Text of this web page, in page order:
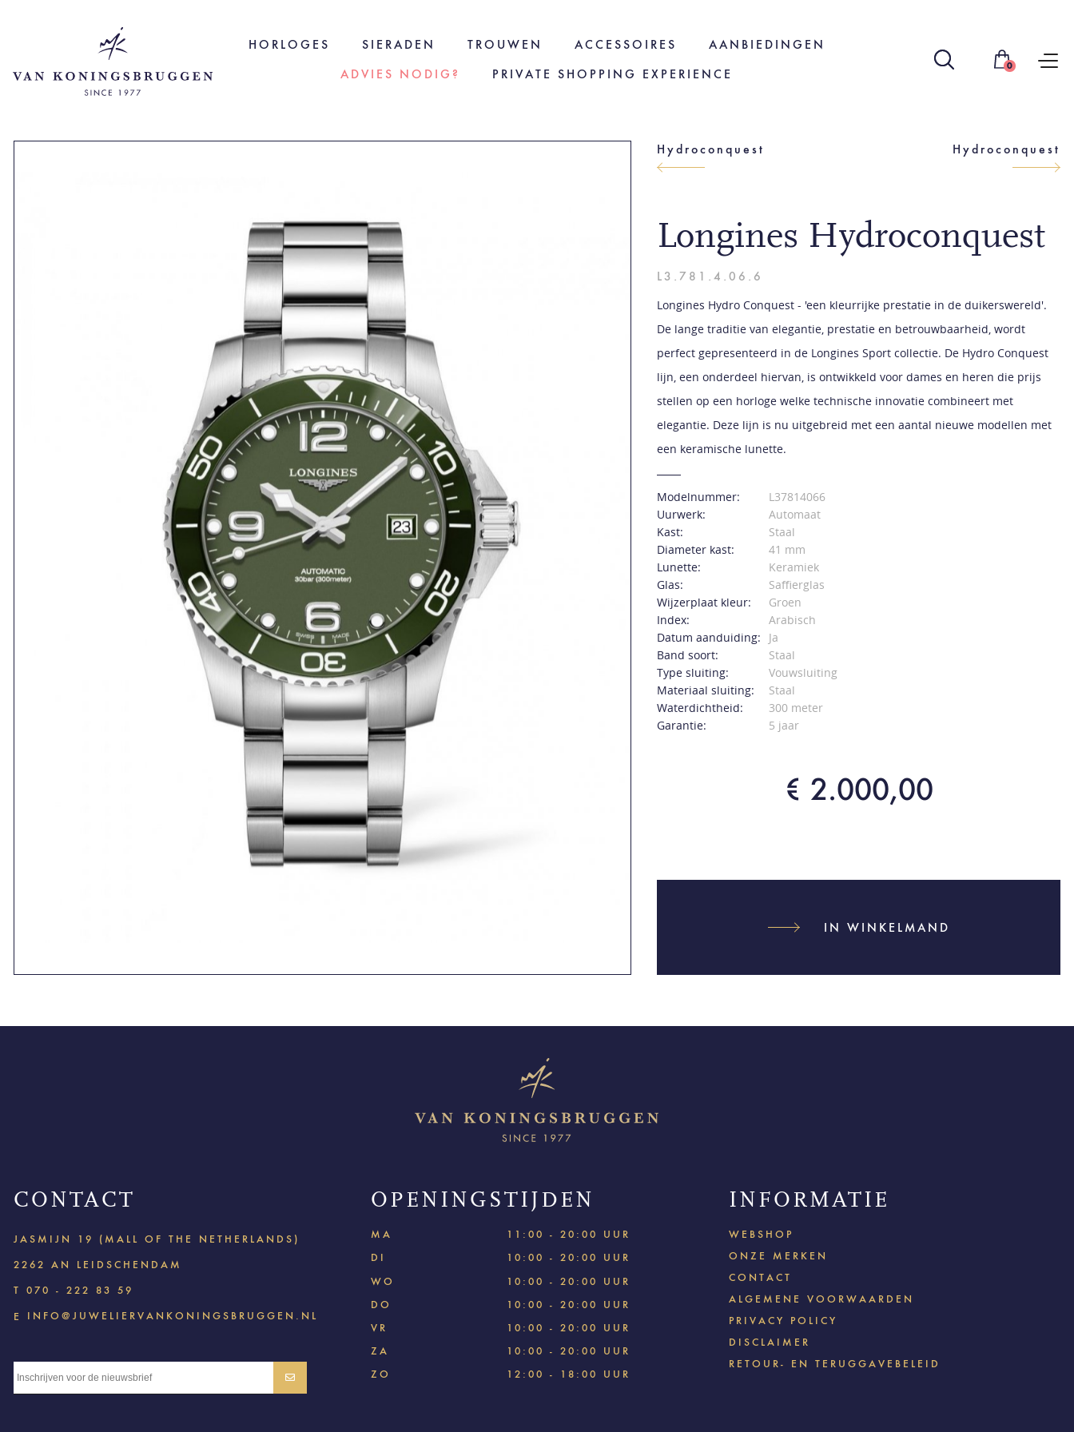
HORLOGES SIERADEN TROUWEN ACCESSOIRES
AANBIEDINGEN
ADVIES NODIG?
PRIVATE SHOPPING EXPERIENCE
0
Hydroconquest Hydroconquest
Longines Hydroconquest
L3.781.4.06.6
Longines Hydro Conquest - 'een kleurrijke prestatie in de duikerswereld'.
De lange traditie van elegantie, prestatie en betrouwbaarheid, wordt
perfect gepresenteerd in de Longines Sport collectie. De Hydro Conquest
lijn, een onderdeel hiervan, is ontwikkeld voor dames en heren die prijs
stellen op een horloge welke technische innovatie combineert met
elegantie. Deze lijn is nu uitgebreid met een aantal nieuwe modellen met
een keramische lunette.
Modelnummer:
L37814066
Uurwerk:
Automaat
Kast:
Staal
Diameter kast:
41 mm
Lunette:
Keramiek
Glas:
Saffierglas
Wijzerplaat kleur:
Groen
Index:
Arabisch
Datum aanduiding:
Ja
Band soort:
Staal
Type sluiting:
Vouwsluiting
Materiaal sluiting:
Staal
Waterdichtheid:
300 meter
Garantie:
5 jaar
€ 2.000,00
IN WINKELMAND
CONTACT
JASMIJN 19 (MALL OF THE NETHERLANDS)
2262 AN LEIDSCHENDAM
T 070 - 222 83 59
E INFO@JUWELIERVANKONINGSBRUGGEN.NL
OPENINGSTIJDEN
MA
11:00 - 20:00 UUR
DI
10:00 - 20:00 UUR
WO
10:00 - 20:00 UUR
DO
10:00 - 20:00 UUR
VR
10:00 - 20:00 UUR
ZA
10:00 - 20:00 UUR
ZO
12:00 - 18:00 UUR
INFORMATIE
WEBSHOP
ONZE MERKEN
CONTACT
ALGEMENE VOORWAARDEN
PRIVACY POLICY
DISCLAIMER
RETOUR- EN TERUGGAVEBELEID